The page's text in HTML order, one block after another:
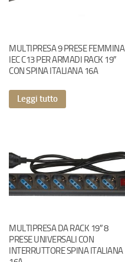
MULTIPRESA 9 PRESE FEMMINA
IEC C13 PER ARMADI RACK 19″
CON SPINA ITALIANA 16A
Leggi tutto
MULTIPRESA DA RACK 19″ 8
PRESE UNIVERSALI CON
INTERRUTTORE SPINA ITALIANA